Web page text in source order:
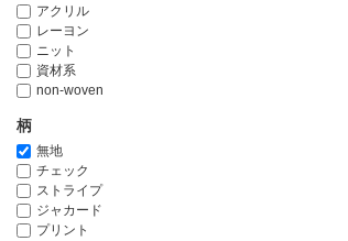
アクリル
レーヨン
ニット
資材系
non-woven
柄
無地
チェック
ストライプ
ジャカード
プリント